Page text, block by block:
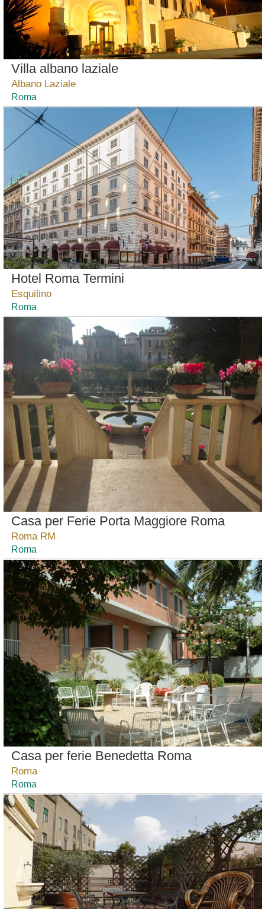
Villa albano laziale
Albano Laziale
Roma
Hotel Roma Termini
Esquilino
Roma
Casa per Ferie Porta Maggiore Roma
Roma RM
Roma
Casa per ferie Benedetta Roma
Roma
Roma